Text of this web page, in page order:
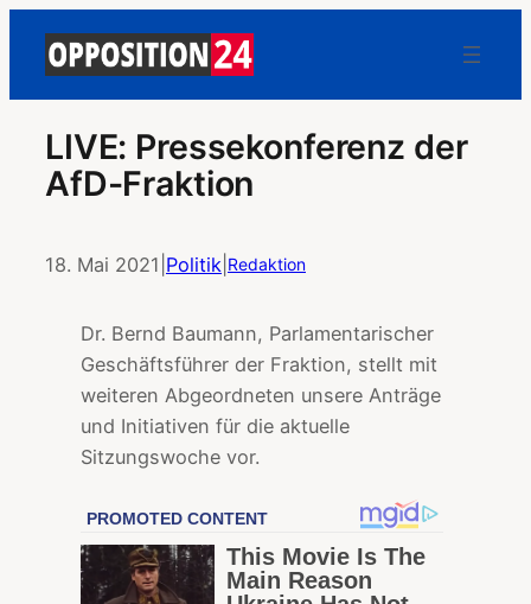
LIVE: Pressekonferenz der
AfD-Fraktion
18. Mai 2021 Politik Redaktion
Dr. Bernd Baumann, Parlamentarischer
Geschäftsführer der Fraktion, stellt mit
weiteren Abgeordneten unsere Anträge
und Initiativen für die aktuelle
Sitzungswoche vor.